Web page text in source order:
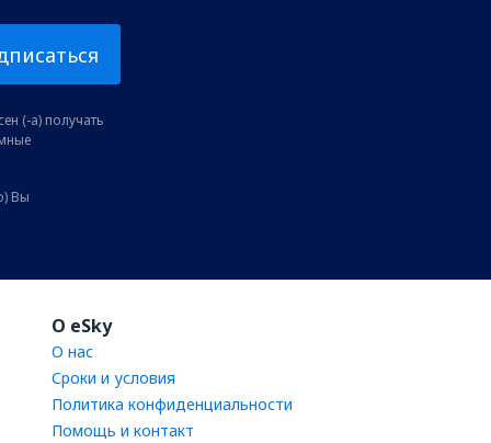
(-а) получать
Вы
O eSky
О нас
Сроки и условия
Политика конфиденциальности
Помощь и контакт